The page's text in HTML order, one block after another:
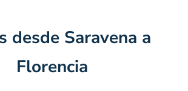
desde Saravena a
Florencia